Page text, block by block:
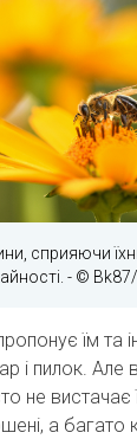
сприяючи
- ©
їм та
і пилок. Але
не вистачає
а багато